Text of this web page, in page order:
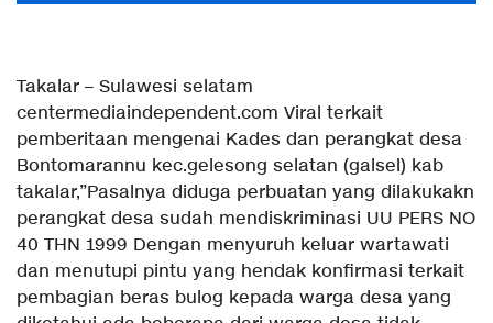
Takalar – Sulawesi selatam
centermediaindependent.com Viral terkait
pemberitaan mengenai Kades dan perangkat desa
Bontomarannu kec.gelesong selatan (galsel) kab
takalar,”Pasalnya diduga perbuatan yang dilakukakn
perangkat desa sudah mendiskriminasi UU PERS NO
40 THN 1999 Dengan menyuruh keluar wartawati
dan menutupi pintu yang hendak konfirmasi terkait
pembagian beras bulog kepada warga desa yang